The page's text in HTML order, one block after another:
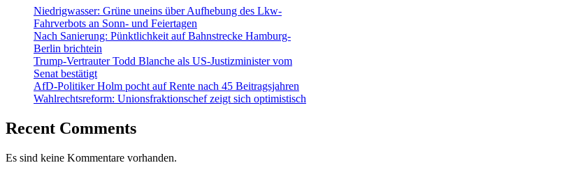
Niedrigwasser: Grüne uneins über Aufhebung des Lkw-
Fahrverbots an Sonn- und Feiertagen
Nach Sanierung: Pünktlichkeit auf Bahnstrecke Hamburg-
Berlin brichtein
Trump-Vertrauter Todd Blanche als US-Justizminister vom
Senat bestätigt
AfD-Politiker Holm pocht auf Rente nach 45 Beitragsjahren
Wahlrechtsreform: Unionsfraktionschef zeigt sich optimistisch
Recent Comments
Es sind keine Kommentare vorhanden.